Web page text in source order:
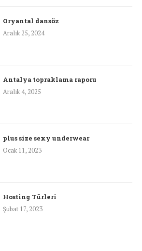
Oryantal dansöz
Aralık 25, 2024
Antalya topraklama raporu
Aralık 4, 2025
plus size sexy underwear
Ocak 11, 2023
Hosting Türleri
Şubat 17, 2023